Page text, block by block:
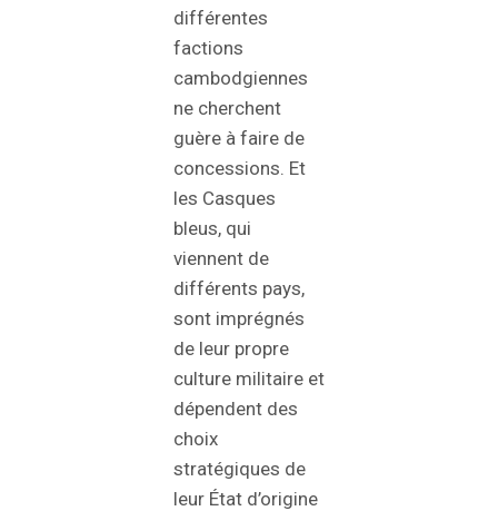
différentes
factions
cambodgiennes
ne cherchent
guère à faire de
concessions. Et
les Casques
bleus, qui
viennent de
différents pays,
sont imprégnés
de leur propre
culture militaire et
dépendent des
choix
stratégiques de
leur État d’origine